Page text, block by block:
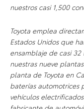
nuestros casi 1,500
Toyota emplea
Estados Unidos que
ensamblaje de casi
nuestras nueve
planta de Toyota en
baterías automotrices
vehículos